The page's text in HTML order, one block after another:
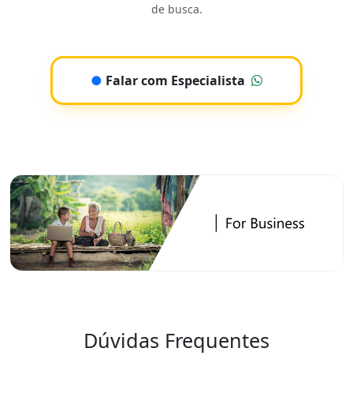
de busca.
● Falar com Especialista
Dúvidas Frequentes